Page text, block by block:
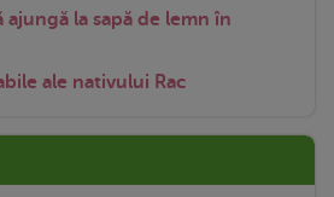
ajungă la sapă de lemn în
ale nativului Rac